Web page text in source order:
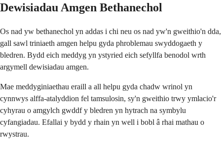
Dewisiadau Amgen Bethanechol
Os nad yw bethanechol yn addas i chi neu os nad yw'n gweithio'n dda,
gall sawl triniaeth amgen helpu gyda phroblemau swyddogaeth y
bledren. Bydd eich meddyg yn ystyried eich sefyllfa benodol wrth
argymell dewisiadau amgen.
Mae meddyginiaethau eraill a all helpu gyda chadw wrinol yn
cynnwys alffa-atalyddion fel tamsulosin, sy'n gweithio trwy ymlacio'r
cyhyrau o amgylch gwddf y bledren yn hytrach na symbylu
cyfangiadau. Efallai y bydd y rhain yn well i bobl â rhai mathau o
rwystrau.